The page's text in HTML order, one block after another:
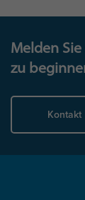
Melden
zu
Kontakt